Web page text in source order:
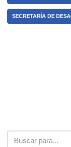
SECRETARÍA DE